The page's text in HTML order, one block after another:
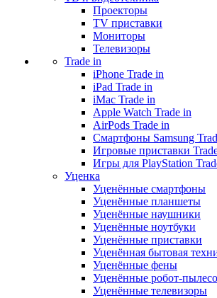
Проекторы
TV приставки
Мониторы
Телевизоры
Trade in
iPhone Trade in
iPad Trade in
iMac Trade in
Apple Watch Trade in
AirPods Trade in
Смартфоны Samsung
Игровые приставки
Игры для PlayStation
Уценка
Уценённые смартфоны
Уценённые планшеты
Уценённые наушники
Уценённые ноутбуки
Уценённые приставки
Уценённая бытовая
Уценённые фены
Уценённые робот-
Уценённые телевизоры